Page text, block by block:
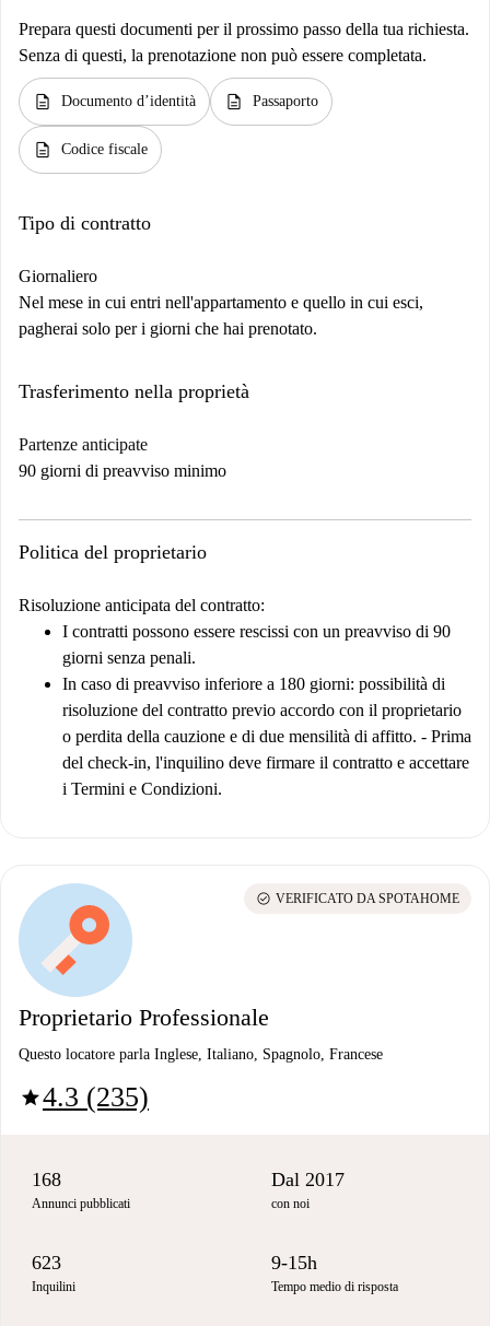
Prepara questi documenti per il prossimo passo della tua richiesta.
Senza di questi, la prenotazione non può essere completata.
description Documento d’identità description Passaporto
description Codice fiscale
Tipo di contratto
Giornaliero
Nel mese in cui entri nell'appartamento e quello in cui esci,
pagherai solo per i giorni che hai prenotato.
Trasferimento nella proprietà
Partenze anticipate
90 giorni di preavviso minimo
Politica del proprietario
Risoluzione anticipata del contratto:
I contratti possono essere rescissi con un preavviso di 90
giorni senza penali.
In caso di preavviso inferiore a 180 giorni: possibilità di
risoluzione del contratto previo accordo con il proprietario
o perdita della cauzione e di due mensilità di affitto. - Prima
del check-in, l'inquilino deve firmare il contratto e accettare
i Termini e Condizioni.
Proprietario Professionale
Questo locatore parla Inglese, Italiano, Spagnolo, Francese
star4.3 (235)
check_circle VERIFICATO DA SPOTAHOME
168
Annunci pubblicati
Dal 2017
con noi
623
Inquilini
9-15h
Tempo medio di risposta